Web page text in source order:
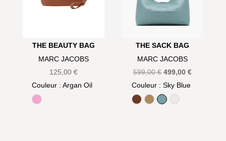
THE BEAUTY BAG
MARC JACOBS
125,00 €
Couleur : Argan Oil
Bow pink
THE SACK BAG
MARC JACOBS
599,00€ Le
prix
initial
499,00€Le
Couleur : Sky Blue
Argan Oil
CamelSky Blue
White